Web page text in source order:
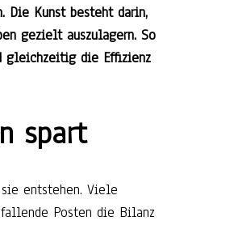
Kunst besteht darin,
gezielt auszulagern. So
gleichzeitig die Effizienz
spart
entstehen. Viele
Posten die Bilanz